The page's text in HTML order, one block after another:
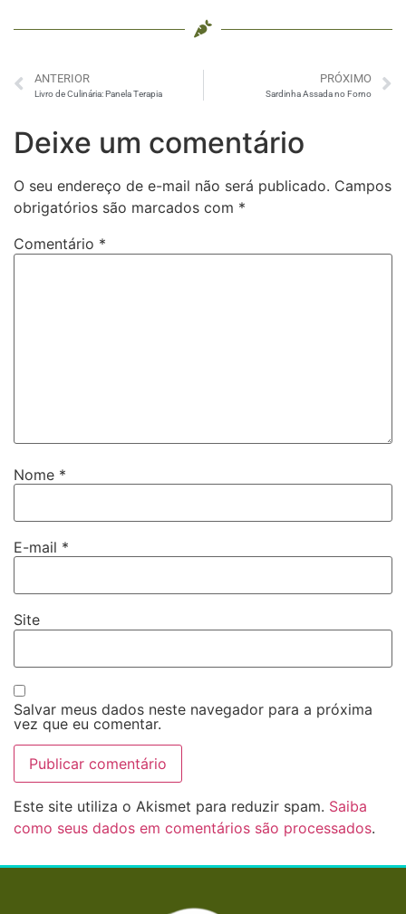
ANTERIOR
Livro de Culinária: Panela Terapia
PRÓXIMO
Sardinha Assada no Forno
Deixe um comentário
O seu endereço de e-mail não será publicado. Campos
obrigatórios são marcados com *
Comentário *
Nome *
E-mail *
Site
Salvar meus dados neste navegador para a próxima
vez que eu comentar.
Este site utiliza o Akismet para reduzir spam. Saiba
como seus dados em comentários são processados.